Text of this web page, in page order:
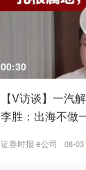
00:30
【V访谈】一汽
李胜：出海不做
证券时报·e公司 08-03